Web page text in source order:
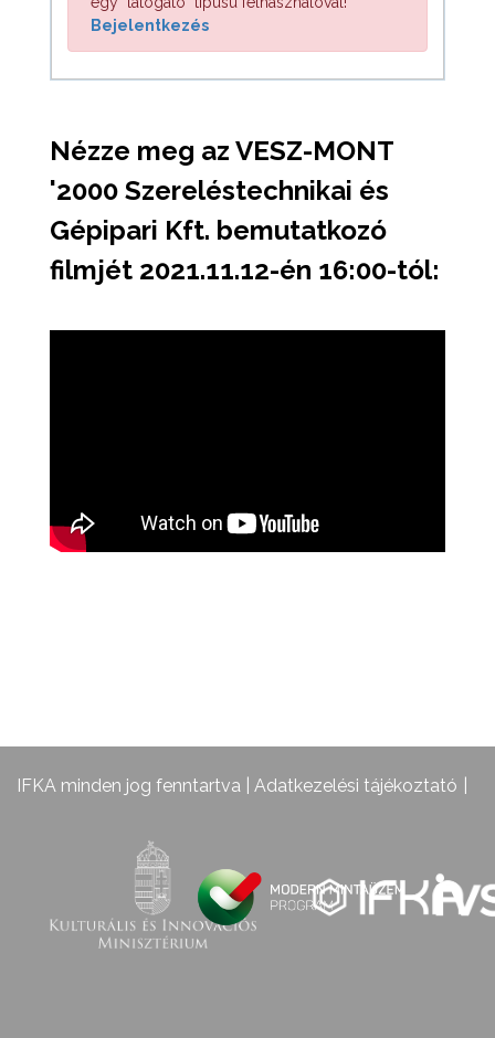
Bejelentkezés
Nézze meg az VESZ-MONT
'2000 Szereléstechnikai és
Gépipari Kft. bemutatkozó
filmjét 2021.11.12-én 16:00-tól:
IFKA minden jog fenntartva | Adatkezelési tájékoztató